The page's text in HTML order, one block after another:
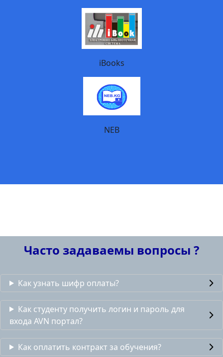
iBooks
NEB
Часто задаваемы вопросы ?
Как узнать шифр оплаты?
Как студенту получить логин и пароль для
входа AVN портал?
Как оплатить контракт за обучения?